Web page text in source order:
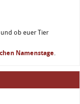
ob euer Tier
Namenstage.